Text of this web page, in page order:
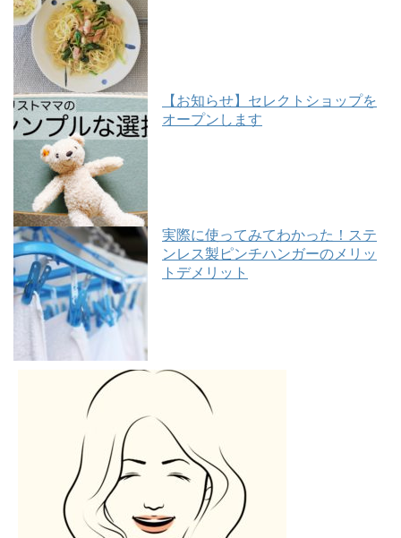
【お知らせ】セレクトショップを
オープンします
実際に使ってみてわかった！ステ
ンレス製ピンチハンガーのメリッ
トデメリット